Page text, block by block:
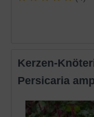
Kerzen-
Persicaria